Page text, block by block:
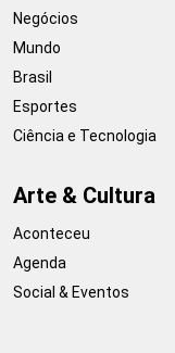
Negócios
Mundo
Brasil
Esportes
Ciência e Tecnologia
Arte & Cultura
Aconteceu
Agenda
Social & Eventos